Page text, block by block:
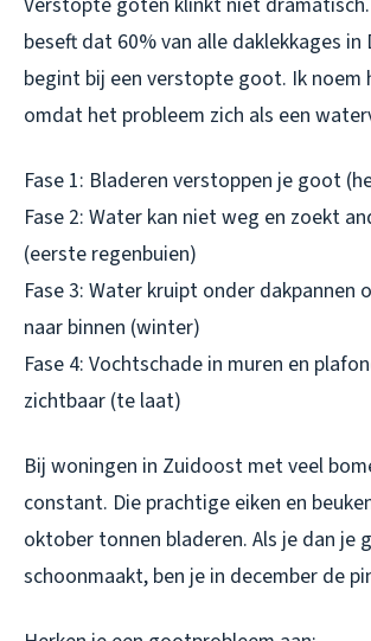
beseft dat 60% van alle daklekkages in
begint bij een verstopte goot. Ik noem
omdat het probleem zich als een
Fase 1: Bladeren verstoppen je goot
Fase 2: Water kan niet weg en zoekt
(eerste regenbuien)
Fase 3: Water kruipt onder dakpannen
naar binnen (winter)
Fase 4: Vochtschade in muren en
zichtbaar (te laat)
Bij woningen in Zuidoost met veel
constant. Die prachtige eiken en
oktober tonnen bladeren. Als je dan je
schoonmaakt, ben je in december de